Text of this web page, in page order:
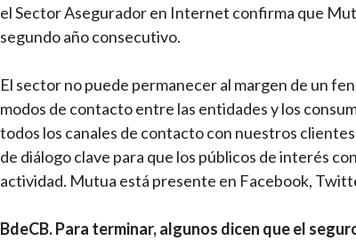
el Sector Asegurador en Internet confirma que
segundo año consecutivo.
El sector no puede permanecer al margen de un
modos de contacto entre las entidades y los
todos los canales de contacto con nuestros
de diálogo clave para que los públicos de interés
actividad. Mutua está presente en Facebook,
BdeCB.Para terminar, algunos dicen que el